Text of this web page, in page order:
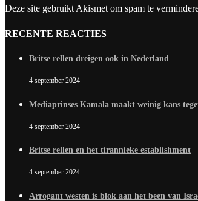
Deze site gebruikt Akismet om spam te
RECENTE REACTIES
Britse rellen dreigen ook in Nederland
4 september 2024
Mediaprinses Kamala maakt weinig kans
4 september 2024
Britse rellen en het tirannieke establishment
4 september 2024
Arrogant westen is blok aan het been van